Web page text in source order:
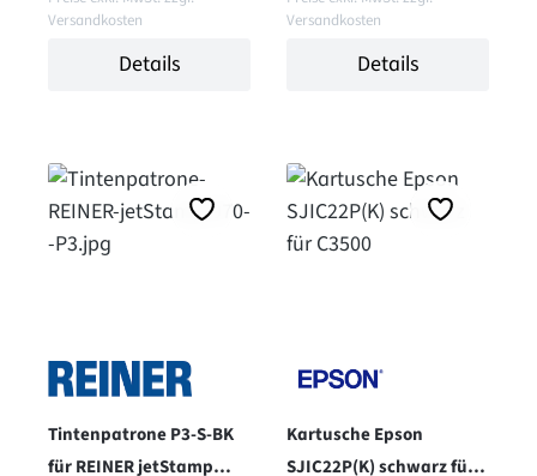
Versandkosten
Details
Versandkosten
Details
Tintenpatrone P3-S-BK
für REINER jetStamp
Kartusche Epson
SJIC22P(K) schwarz für